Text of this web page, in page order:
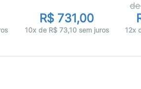
R$ 731,00
10x de R$ 73,10 sem juros 12x